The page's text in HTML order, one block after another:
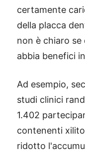
certamente
della placca
non è chiaro
abbia benefici
Ad esempio,
studi clinici
1.402
contenenti
ridotto